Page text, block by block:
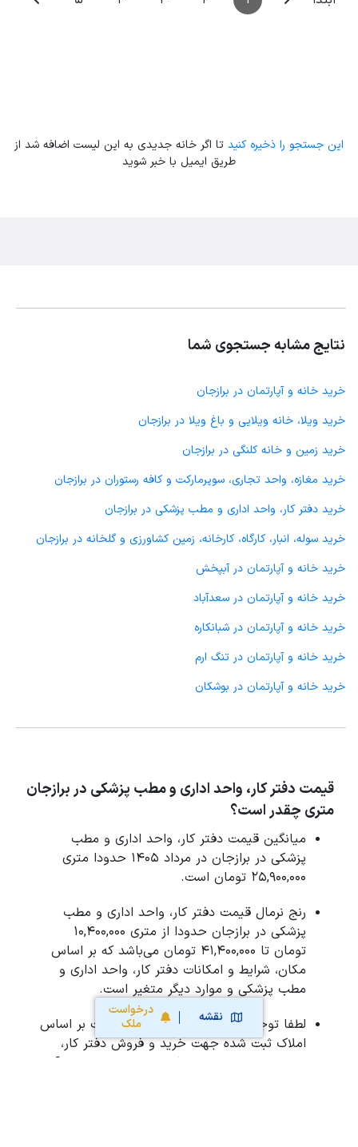
نقشه
درخواست
ملک
این جستجو را ذخیره کنید تا اگر خانه جدیدی به این لیست اضافه شد از
طریق ایمیل با خبر شوید
نتایج مشابه جستجوی شما
خرید خانه و آپارتمان در برازجان
خرید ویلا، خانه ویلایی و باغ ویلا در برازجان
خرید زمین و خانه کلنگی در برازجان
خرید مغازه، واحد تجاری، سوپرمارکت و کافه رستوران در برازجان
خرید دفتر کار، واحد اداری و مطب پزشکی در برازجان
خرید سوله، انبار، کارگاه، کارخانه، زمین کشاورزی و گلخانه در برازجان
خرید خانه و آپارتمان در آبپخش
خرید خانه و آپارتمان در سعدآباد
خرید خانه و آپارتمان در شبانکاره
خرید خانه و آپارتمان در تنگ ارم
خرید خانه و آپارتمان در بوشکان
قیمت دفتر کار، واحد اداری و مطب پزشکی در برازجان
متری چقدر است؟
میانگین قیمت دفتر کار، واحد اداری و مطب
پزشکی در برازجان در مرداد 1405 حدودا متری
25,900,000 تومان است.
رنج نرمال قیمت دفتر کار، واحد اداری و مطب
پزشکی در برازجان حدودا از متری 10,400,000
تومان تا 41,400,000 تومان می‌باشد که بر اساس
مکان، شرایط و امکانات دفتر کار، واحد اداری و
مطب پزشکی و موارد دیگر متغیر است.
لطفا توجه نمایید ارزیابی هوشمند قیمت بر اساس
املاک ثبت شده جهت خرید و فروش دفتر کار،
واحد اداری و مطب پزشکی در برازجان است و آمار